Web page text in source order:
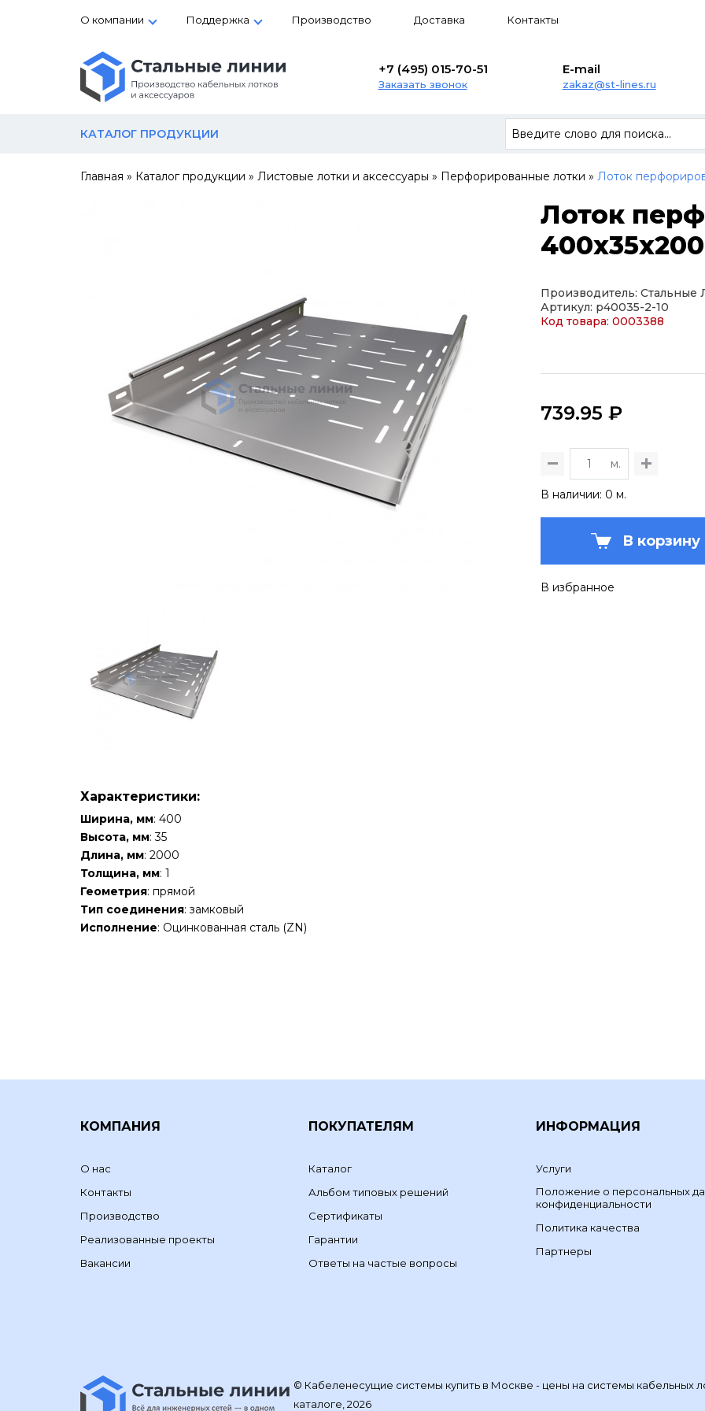
О компании Поддержка Производство Доставка Контакты
+7 (495) 015-70-51
Заказать звонок
E-mail
zakaz@st-lines.ru
КАТАЛОГ ПРОДУКЦИИ
Главная » Каталог продукции » Листовые лотки и аксессуары » Перфорированные лотки » Лоток
Лоток
Производитель: Стальные
Артикул: p40035-2-10
Код товара: 0003388
739.95 ₽
м.
В наличии: 0 м.
В корзину
В избранное
Характеристики:
Ширина, мм: 400
Высота, мм: 35
Длина, мм: 2000
Толщина, мм: 1
Геометрия: прямой
Тип соединения: замковый
Исполнение: Оцинкованная сталь (ZN)
КОМПАНИЯ
О нас
Контакты
Производство
Реализованные проекты
Вакансии
ПОКУПАТЕЛЯМ
Каталог
Альбом типовых решений
Сертификаты
Гарантии
Ответы на частые вопросы
ИНФОРМАЦИЯ
Услуги
Положение о персональных
конфиденциальности
Политика качества
Партнеры
© Кабеленесущие системы купить в Москве - цены на системы кабельных
каталоге, 2026